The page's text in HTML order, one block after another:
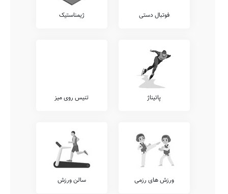
فوتبال دستی ژیمناستیک
پاتیناژ تنیس روی میز
ورزش های رزمی سالن ورزش